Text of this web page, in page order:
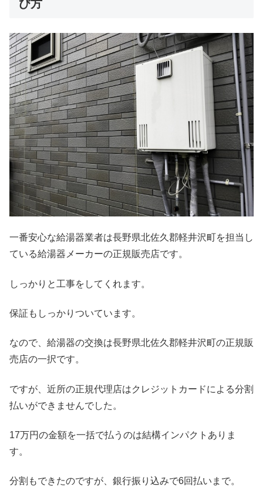
び方
一番安心な給湯器業者は長野県北佐久郡軽井沢町を担当し
ている給湯器メーカーの正規販売店です。
しっかりと工事をしてくれます。
保証もしっかりついています。
なので、給湯器の交換は長野県北佐久郡軽井沢町の正規販
売店の一択です。
ですが、近所の正規代理店はクレジットカードによる分割
払いができませんでした。
17万円の金額を一括で払うのは結構インパクトありま
す。
分割もできたのですが、銀行振り込みで6回払いまで。